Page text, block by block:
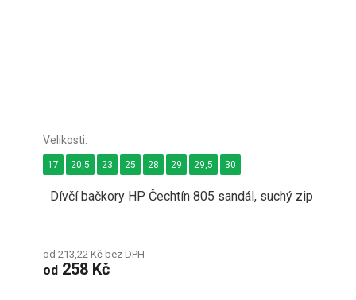
Dívčí bačkory HP Čechtín 805 sandál, suchý zip
od 213,22 Kč bez DPH
od 258 Kč
17 20,5 23 25 28 29 29,5 30